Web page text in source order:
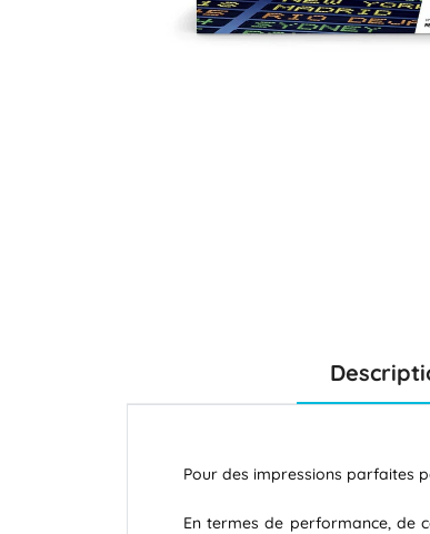
Pour des impressions parfaites
En termes de performance, de